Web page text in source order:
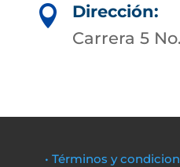

Dirección:
Carrera 5
• Términos y